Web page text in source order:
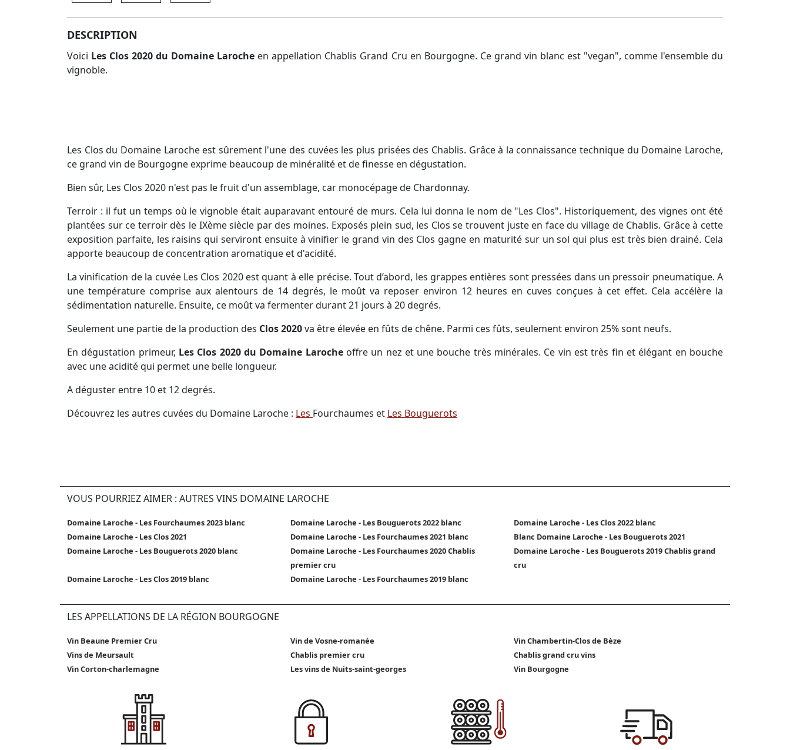
DESCRIPTION
Voici Les Clos 2020 du Domaine Laroche en appellation Chablis Grand Cru en Bourgogne. Ce grand vin blanc est "vegan", comme l'ensemble du
vignoble.
Les Clos du Domaine Laroche est sûrement l'une des cuvées les plus prisées des Chablis. Grâce à la connaissance technique du Domaine Laroche,
ce grand vin de Bourgogne exprime beaucoup de minéralité et de finesse en dégustation.
Bien sûr, Les Clos 2020 n'est pas le fruit d'un assemblage, car monocépage de Chardonnay.
Terroir : il fut un temps où le vignoble était auparavant entouré de murs. Cela lui donna le nom de "Les Clos". Historiquement, des vignes ont été
plantées sur ce terroir dès le IXème siècle par des moines. Exposés plein sud, les Clos se trouvent juste en face du village de Chablis. Grâce à cette
exposition parfaite, les raisins qui serviront ensuite à vinifier le grand vin des Clos gagne en maturité sur un sol qui plus est très bien drainé. Cela
apporte beaucoup de concentration aromatique et d'acidité.
La vinification de la cuvée Les Clos 2020 est quant à elle précise. Tout d’abord, les grappes entières sont pressées dans un pressoir pneumatique. A
une température comprise aux alentours de 14 degrés, le moût va reposer environ 12 heures en cuves conçues à cet effet. Cela accélère la
sédimentation naturelle. Ensuite, ce moût va fermenter durant 21 jours à 20 degrés.
Seulement une partie de la production des Clos 2020va être élevée en fûts de chêne. Parmi ces fûts, seulement environ 25% sont neufs.
En dégustation primeur, Les Clos 2020 du Domaine Larocheoffre un nez et une bouche très minérales. Ce vin est très fin et élégant en bouche
avec une acidité qui permet une belle longueur.
A déguster entre 10 et 12 degrés.
Découvrez les autres cuvées du Domaine Laroche : Les Fourchaumes et Les Bouguerots
VOUS POURRIEZ AIMER : AUTRES VINS DOMAINE LAROCHE
Domaine Laroche - Les Fourchaumes 2023 blanc Domaine Laroche - Les Bouguerots 2022 blanc
Domaine Laroche - Les Clos 2022 blanc
Domaine Laroche - Les Clos 2021
Domaine Laroche - Les Fourchaumes 2021 blanc
Blanc Domaine Laroche - Les Bouguerots 2021
Domaine Laroche - Les Bouguerots 2020 blanc
Domaine Laroche - Les Fourchaumes 2020 Chablis
premier cru
Domaine Laroche - Les Bouguerots 2019 Chablis grand
cru
Domaine Laroche - Les Clos 2019 blanc
Domaine Laroche - Les Fourchaumes 2019 blanc
LES APPELLATIONS DE LA RÉGION BOURGOGNE
Vin Beaune Premier Cru Vin de Vosne-romanée
Vin Chambertin-Clos de Bèze
Vins de Meursault
Chablis premier cru
Chablis grand cru vins
Vin Corton-charlemagne
Les vins de Nuits-saint-georges Vin Bourgogne